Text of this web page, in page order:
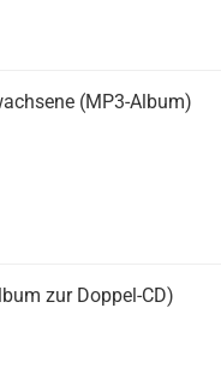
(MP3-Album)
zur Doppel-CD)